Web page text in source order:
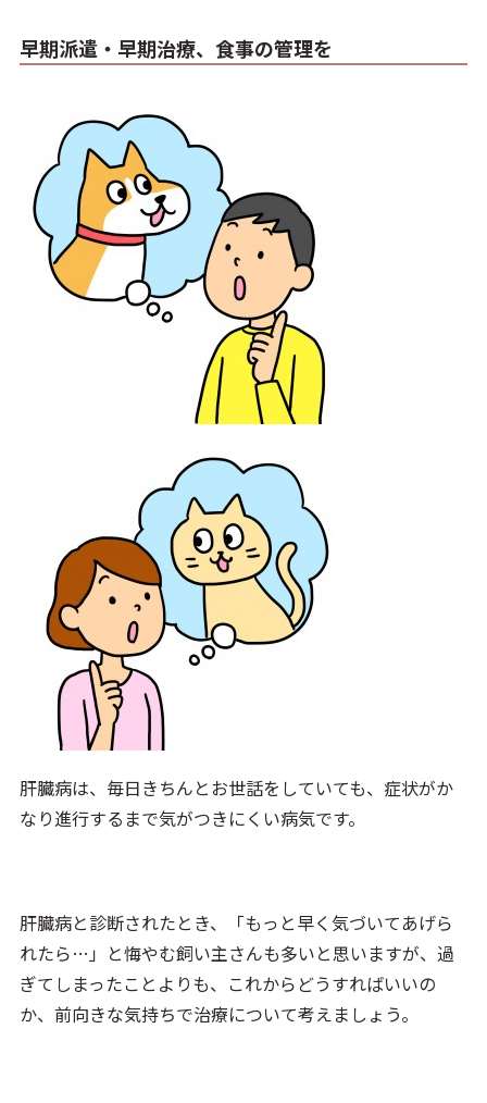
早期派遣・早期治療、食事の管理を
肝臓病は、毎日きちんとお世話をしていても、症状がか
なり進行するまで気がつきにくい病気です。
肝臓病と診断されたとき、「もっと早く気づいてあげら
れたら…」と悔やむ飼い主さんも多いと思いますが、過
ぎてしまったことよりも、これからどうすればいいの
か、前向きな気持ちで治療について考えましょう。